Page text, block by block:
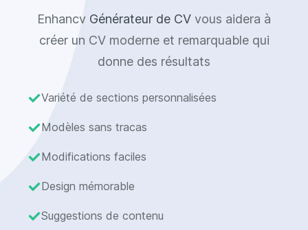
Enhancv Générateur de CV vous aidera à
créer un CV moderne et remarquable qui
donne des résultats
Variété de sections personnalisées
Modèles sans tracas
Modifications faciles
Design mémorable
Suggestions de contenu